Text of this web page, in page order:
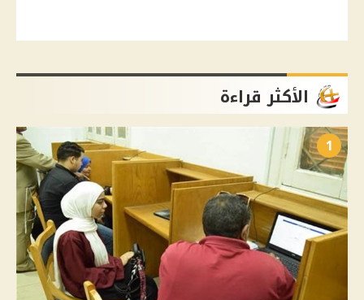
الأكثر قراءة
1